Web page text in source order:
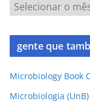
gente que
Microbiology Book
Microbiologia (UnB)